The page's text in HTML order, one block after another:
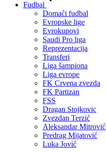
Fudbal
Domaći fudbal
Evropske lige
Evrokupovi
Saudi Pro liga
Reprezentacija
Transferi
Liga šampiona
Liga evrope
FK Crvena zvezda
FK Partizan
FSS
Dragan Stojkovic
Zvezdan Terzić
Aleksandar Mitrović
Predrag Mijatović
Luka Jović